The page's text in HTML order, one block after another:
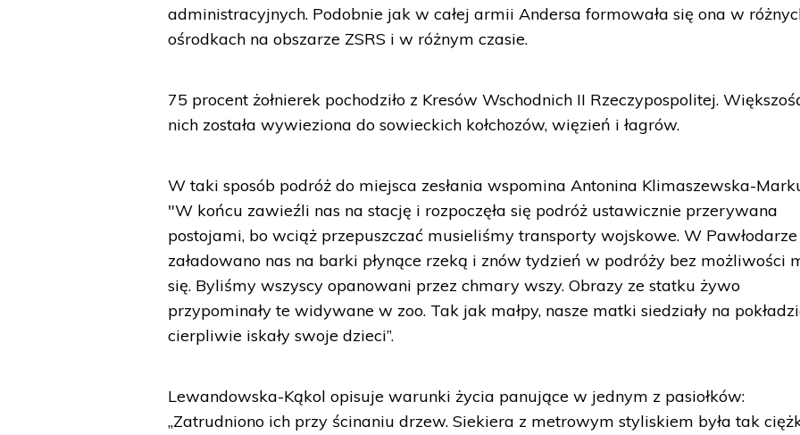
administracyjnych. Podobnie jak w całej armii Andersa formowała się ona w
ośrodkach na obszarze ZSRS i w różnym czasie.
75 procent żołnierek pochodziło z Kresów Wschodnich II Rzeczypospolitej.
nich została wywieziona do sowieckich kołchozów, więzień i łagrów.
W taki sposób podróż do miejsca zesłania wspomina Antonina Klimaszewska-
"W końcu zawieźli nas na stację i rozpoczęła się podróż ustawicznie przerywana
postojami, bo wciąż przepuszczać musieliśmy transporty wojskowe. W Pawłodarze
załadowano nas na barki płynące rzeką i znów tydzień w podróży bez możliwości
się. Byliśmy wszyscy opanowani przez chmary wszy. Obrazy ze statku żywo
przypominały te widywane w zoo. Tak jak małpy, nasze matki siedziały na
cierpliwie iskały swoje dzieci”.
Lewandowska-Kąkol opisuje warunki życia panujące w jednym z pasiołków:
„Zatrudniono ich przy ścinaniu drzew. Siekiera z metrowym styliskiem była tak